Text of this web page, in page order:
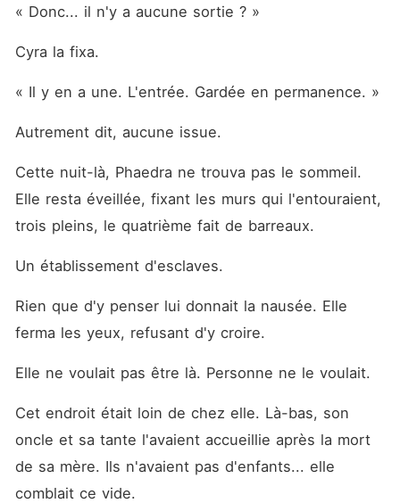
« Donc... il n'y a aucune sortie ? »
Cyra la fixa.
« Il y en a une. L'entrée. Gardée en permanence. »
Autrement dit, aucune issue.
Cette nuit-là, Phaedra ne trouva pas le sommeil.
Elle resta éveillée, fixant les murs qui l'entouraient,
trois pleins, le quatrième fait de barreaux.
Un établissement d'esclaves.
Rien que d'y penser lui donnait la nausée. Elle
ferma les yeux, refusant d'y croire.
Elle ne voulait pas être là. Personne ne le voulait.
Cet endroit était loin de chez elle. Là-bas, son
oncle et sa tante l'avaient accueillie après la mort
de sa mère. Ils n'avaient pas d'enfants... elle
comblait ce vide.